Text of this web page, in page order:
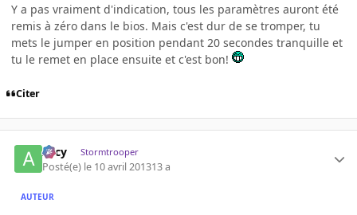
Y a pas vraiment d'indication, tous les paramètres auront été
remis à zéro dans le bios. Mais c'est dur de se tromper, tu
mets le jumper en position pendant 20 secondes tranquille et
tu le remet en place ensuite et c'est bon!
Citer
Arcy Stormtrooper
Posté(e) le 10 avril 201313 a
AUTEUR